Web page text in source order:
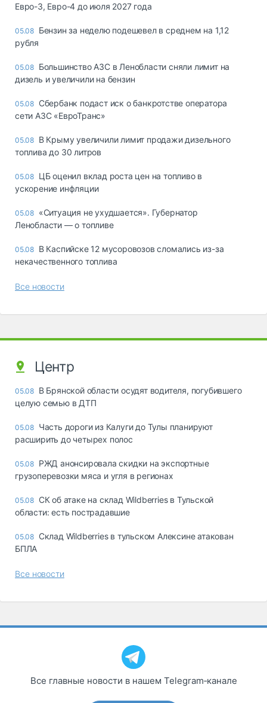
Евро-3, Евро-4 до июля 2027 года
05.08 Бензин за неделю подешевел в среднем на 1,12
рубля
05.08 Большинство АЗС в Ленобласти сняли лимит на
дизель и увеличили на бензин
05.08 Сбербанк подаст иск о банкротстве оператора
сети АЗС «ЕвроТранс»
05.08 В Крыму увеличили лимит продажи дизельного
топлива до 30 литров
05.08 ЦБ оценил вклад роста цен на топливо в
ускорение инфляции
05.08 «Ситуация не ухудшается». Губернатор
Ленобласти — о топливе
05.08 В Каспийске 12 мусоровозов сломались из-за
некачественного топлива
Все новости
Центр
05.08 В Брянской области осудят водителя, погубившего
целую семью в ДТП
05.08 Часть дороги из Калуги до Тулы планируют
расширить до четырех полос
05.08 РЖД анонсировала скидки на экспортные
грузоперевозки мяса и угля в регионах
05.08 СК об атаке на склад Wildberries в Тульской
области: есть пострадавшие
05.08 Склад Wildberries в тульском Алексине атакован
БПЛА
Все новости
Все главные новости в нашем Telegram‑канале